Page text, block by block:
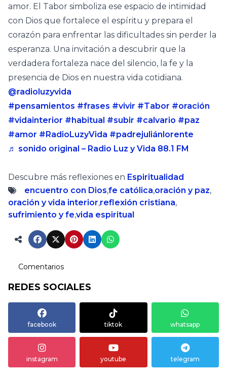
amor. El Tabor simboliza ese espacio de intimidad
con Dios que fortalece el espíritu y prepara el
corazón para enfrentar las dificultades sin perder la
esperanza. Una invitación a descubrir que la
verdadera fortaleza nace del silencio, la fe y la
presencia de Dios en nuestra vida cotidiana.
@radioluzyvida
#pensamientos #frases #vivir #Tabor #oración
#vidainterior #habitual #subir #calvario #paz
#amor #RadioLuzyVida #padrejuliánlorente
♬ sonido original – Radio Luz y Vida 88.1 FM
Descubre más reflexiones en Espiritualidad
encuentro con Dios,fe católica,oración y paz,
oración y vida interior,reflexión cristiana,
sufrimiento y fe,vida espiritual
Comentarios
REDES SOCIALES
facebook tiktok whatsapp
instagram youtube telegram